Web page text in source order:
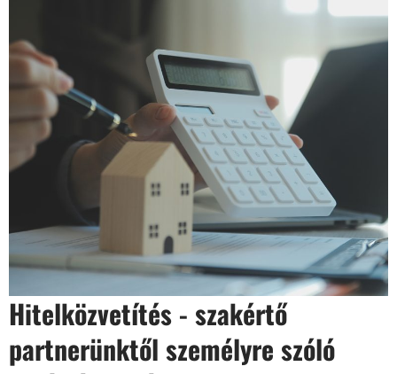
Hitelközvetítés - szakértő
partnerünktől személyre szóló